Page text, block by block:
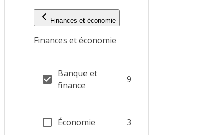
Finances et économie
Finances et économie
Banque et
finance
9
Économie 3